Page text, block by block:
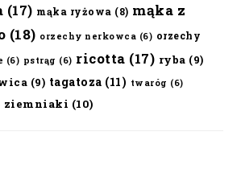
(17) mąka ryżowa (8) mąka z
(18) orzechy nerkowca (6) orzechy
(6) pstrąg (6) ricotta (17) ryba (9)
(9) tagatoza (11) twaróg (6)
ziemniaki (10)